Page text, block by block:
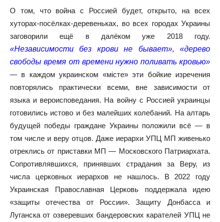
О том, что война с Россией будет, открыто, на всех
хуторах-посёлках-деревеньках, во всех городах Украины
заговорили ещё в далёком уже 2018 году.
«Независимости без крови не бывает», «дерево
свободы время от времени нужно поливать кровью»
— в каждом украинском «мiсте» эти бойкие изречения
повторялись практически всеми, вне зависимости от
языка и вероисповедания. На войну с Россией украинцы
готовились истово и без малейших колебаний. На алтарь
будущей победы граждане Украины положили всё — в
том числе и веру отцов. Даже иерархи УПЦ МП живенько
отреклись от приставки МП — Московского Патриархата.
Сопротивлявшихся, принявших страдания за Веру, из
числа церковных иерархов не нашлось. В 2022 году
Украинская Православная Церковь поддержала идею
«защиты отечества от России». Защиту Донбасса и
Луганска от озверевших бандеровских карателей УПЦ не